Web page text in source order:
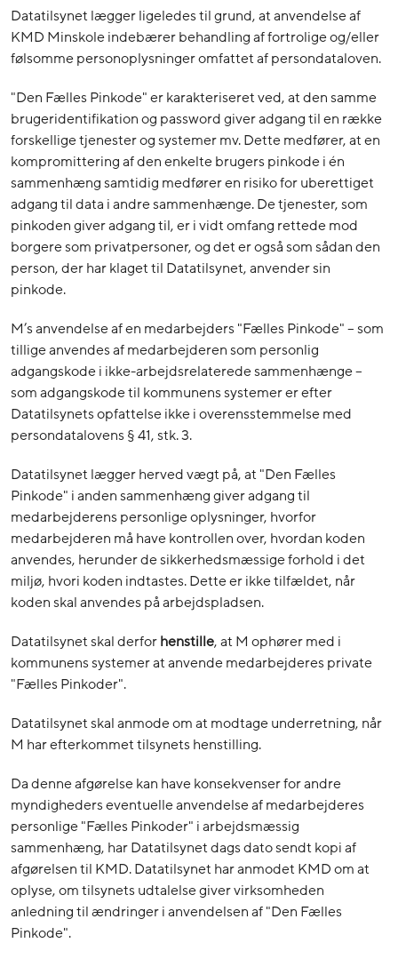
Datatilsynet lægger ligeledes til grund, at anvendelse af
KMD Minskole indebærer behandling af fortrolige og/eller
følsomme personoplysninger omfattet af persondataloven.
"Den Fælles Pinkode" er karakteriseret ved, at den samme
brugeridentifikation og password giver adgang til en række
forskellige tjenester og systemer mv. Dette medfører, at en
kompromittering af den enkelte brugers pinkode i én
sammenhæng samtidig medfører en risiko for uberettiget
adgang til data i andre sammenhænge. De tjenester, som
pinkoden giver adgang til, er i vidt omfang rettede mod
borgere som privatpersoner, og det er også som sådan den
person, der har klaget til Datatilsynet, anvender sin
pinkode.
M’s anvendelse af en medarbejders "Fælles Pinkode" – som
tillige anvendes af medarbejderen som personlig
adgangskode i ikke-arbejdsrelaterede sammenhænge –
som adgangskode til kommunens systemer er efter
Datatilsynets opfattelse ikke i overensstemmelse med
persondatalovens § 41, stk. 3.
Datatilsynet lægger herved vægt på, at "Den Fælles
Pinkode" i anden sammenhæng giver adgang til
medarbejderens personlige oplysninger, hvorfor
medarbejderen må have kontrollen over, hvordan koden
anvendes, herunder de sikkerhedsmæssige forhold i det
miljø, hvori koden indtastes. Dette er ikke tilfældet, når
koden skal anvendes på arbejdspladsen.
Datatilsynet skal derforhenstille, at M ophører med i
kommunens systemer at anvende medarbejderes private
"Fælles Pinkoder".
Datatilsynet skal anmode om at modtage underretning, når
M har efterkommet tilsynets henstilling.
Da denne afgørelse kan have konsekvenser for andre
myndigheders eventuelle anvendelse af medarbejderes
personlige "Fælles Pinkoder" i arbejdsmæssig
sammenhæng, har Datatilsynet dags dato sendt kopi af
afgørelsen til KMD. Datatilsynet har anmodet KMD om at
oplyse, om tilsynets udtalelse giver virksomheden
anledning til ændringer i anvendelsen af "Den Fælles
Pinkode".